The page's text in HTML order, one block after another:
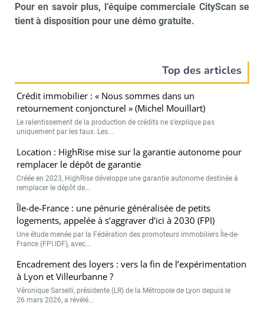
Pour en savoir plus, l’équipe commerciale CityScan se
tient à disposition pour une démo gratuite.
Top des articles
Crédit immobilier : « Nous sommes dans un
retournement conjoncturel » (Michel Mouillart)
Le ralentissement de la production de crédits ne s’explique pas
uniquement par les taux. Les...
Location : HighRise mise sur la garantie autonome pour
remplacer le dépôt de garantie
Créée en 2023, HighRise développe une garantie autonome destinée à
remplacer le dépôt de...
Île-de-France : une pénurie généralisée de petits
logements, appelée à s’aggraver d’ici à 2030 (FPI)
Une étude menée par la Fédération des promoteurs immobiliers Île-de-
France (FPI IDF), avec...
Encadrement des loyers : vers la fin de l’expérimentation
à Lyon et Villeurbanne ?
Véronique Sarselli, présidente (LR) de la Métropole de Lyon depuis le
26 mars 2026, a révélé...